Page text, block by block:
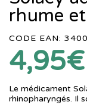
rhume
CODE EAN:
4,95€
Le médicament
rhinopharyngés. Il